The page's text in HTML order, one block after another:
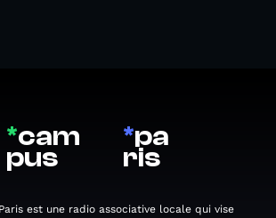
*cam
pus
*pa
ris
est une radio associative locale qui vise